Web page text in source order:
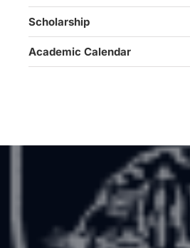
Scholarship
Academic Calendar